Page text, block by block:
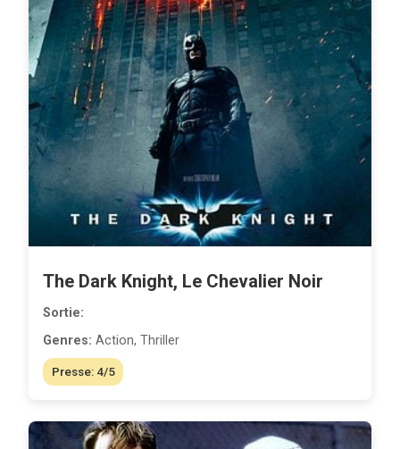
The Dark Knight, Le Chevalier Noir
Sortie:
Genres: Action, Thriller
Presse: 4/5